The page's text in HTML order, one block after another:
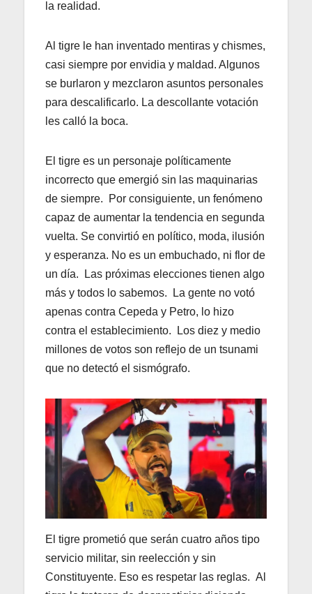
la realidad.
Al tigre le han inventado mentiras y chismes,
casi siempre por envidia y maldad. Algunos
se burlaron y mezclaron asuntos personales
para descalificarlo. La descollante votación
les calló la boca.
El tigre es un personaje políticamente
incorrecto que emergió sin las maquinarias
de siempre. Por consiguiente, un fenómeno
capaz de aumentar la tendencia en segunda
vuelta. Se convirtió en político, moda, ilusión
y esperanza. No es un embuchado, ni flor de
un día. Las próximas elecciones tienen algo
más y todos lo sabemos. La gente no votó
apenas contra Cepeda y Petro, lo hizo
contra el establecimiento. Los diez y medio
millones de votos son reflejo de un tsunami
que no detectó el sismógrafo.
El tigre prometió que serán cuatro años tipo
servicio militar, sin reelección y sin
Constituyente. Eso es respetar las reglas. Al